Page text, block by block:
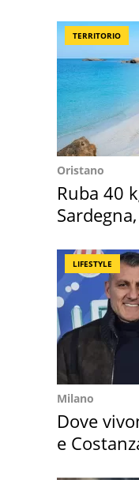
TERRITORIO
Oristano
Ruba 40
LIFESTYLE
Milano
Dove
e